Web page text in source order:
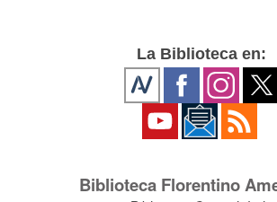
La Biblioteca en:
Biblioteca Florentino